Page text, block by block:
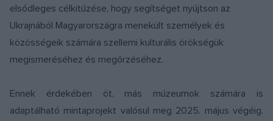
elsődleges célkitűzése, hogy segítséget nyújtson az
Ukrajnából Magyarországra menekült személyek és
közösségeik számára szellemi kulturális örökségük
megismeréséhez és megőrzéséhez.
Ennek érdekében öt, más múzeumok számára is
adaptálható mintaprojekt valósul meg 2025. május végéig.